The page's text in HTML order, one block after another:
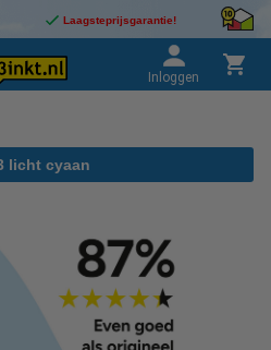
Laagsteprijsgarantie!
Inloggen
licht cyaan